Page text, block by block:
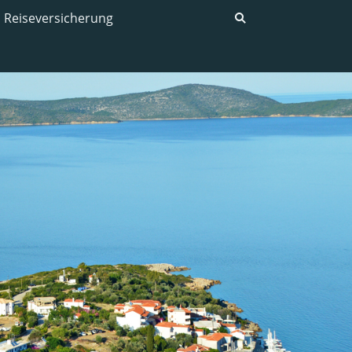
Reiseversicherung